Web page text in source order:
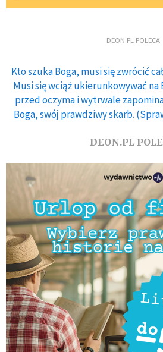
DEON.PL POLECA
Kto szuka Boga, musi się zwrócić
Musi się wciąż ukierunkowywać na
przed oczyma i wytrwale
Boga, swój prawdziwy skarb.
DEON.PL